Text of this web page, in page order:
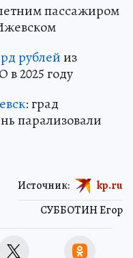
пассажиром
рублейиз
2025 году
: град
парализовали
СУББОТИН Егор
Источник: kp.ru